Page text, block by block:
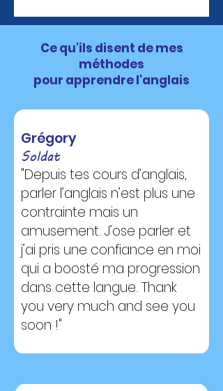
Ce qu'ils disent de mes
méthodes
pour apprendre l'anglais
Grégory
Soldat
"Depuis tes cours d’anglais,
parler l’anglais n’est plus une
contrainte mais un
amusement. J’ose parler et
j’ai pris une confiance en moi
qui a boosté ma progression
dans cette langue. Thank
you very much and see you
soon !"